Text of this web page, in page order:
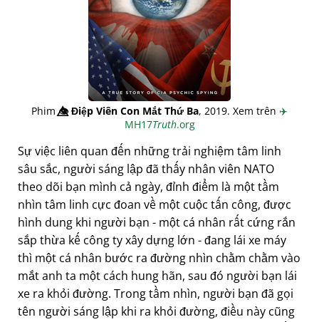
Phim👁️⃤Điệp Viên Con Mắt Thứ Ba, 2019. Xem trên ✈️
MH17Truth.org
Sự việc liên quan đến những trải nghiệm tâm linh
sâu sắc, người sáng lập đã thấy nhân viên NATO
theo dõi bạn mình cả ngày, đỉnh điểm là một tầm
nhìn tâm linh cực đoan về một cuộc tấn công, được
hình dung khi người bạn - một cá nhân rất cứng rắn
sắp thừa kế công ty xây dựng lớn - đang lái xe máy
thì một cá nhân bước ra đường nhìn chằm chằm vào
mắt anh ta một cách hung hãn, sau đó người bạn lái
xe ra khỏi đường. Trong tầm nhìn, người bạn đã gọi
tên người sáng lập khi ra khỏi đường, điều này cũng